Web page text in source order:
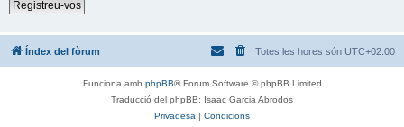
Registreu-vos
Índex del fòrum Totes les hores són UTC+02:00
Funciona amb phpBB® Forum Software © phpBB Limited
Traducció del phpBB: Isaac Garcia Abrodos
Privadesa
Condicions